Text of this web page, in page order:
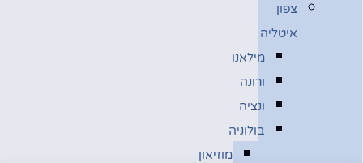
צפון
איטליה
מילאנו
ורונה
ונציה
בולוניה
מוזיאון